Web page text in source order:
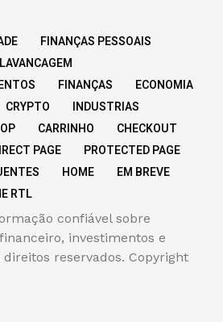
FINANÇAS PESSOAIS
FINANÇAS
ECONOMIA
CRYPTO
INDUSTRIAS
CARRINHO
CHECKOUT
PAGE
PROTECTED PAGE
HOME
EM BREVE
RTL
confiável sobre
investimentos e
direitos reservados. Copyright